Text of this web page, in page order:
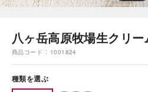
八ヶ岳高原牧場生クリー
商品コード 1001824
種類を選ぶ